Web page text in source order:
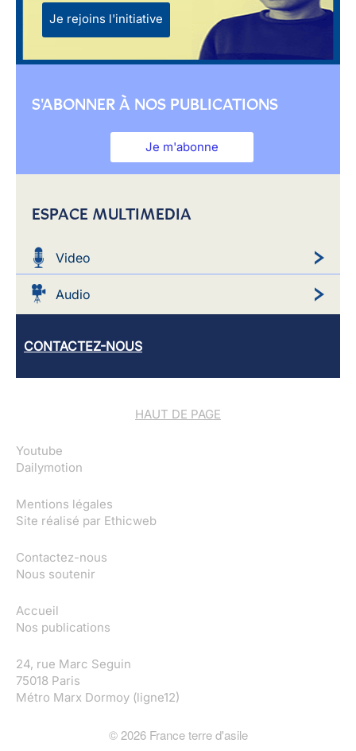
Je rejoins l'initiative
S'ABONNER À NOS PUBLICATIONS
Je m'abonne
ESPACE MULTIMEDIA
Video
Audio
CONTACTEZ-NOUS
HAUT DE PAGE
Youtube
Dailymotion
Mentions légales
Site réalisé par Ethicweb
Contactez-nous
Nous soutenir
Accueil
Nos publications
24, rue Marc Seguin
75018 Paris
Métro Marx Dormoy (ligne12)
© 2026France terre d'asile